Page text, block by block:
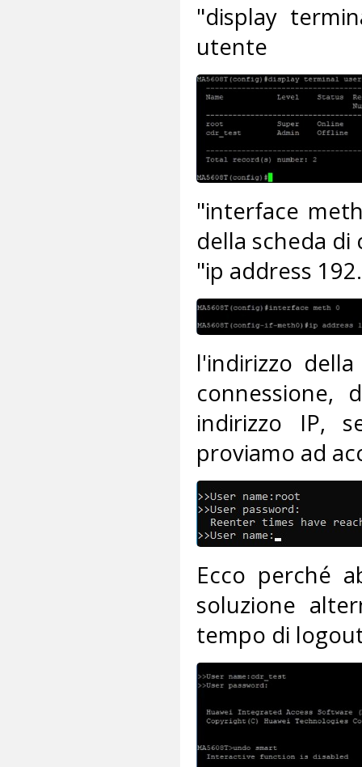
"display
utente
"interface
della scheda
"ip address
l'indirizzo
connessione,
indirizzo IP,
proviamo ad
Ecco perché
soluzione
tempo di